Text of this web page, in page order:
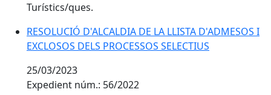
Turístics/ques.
RESOLUCIÓ D'ALCALDIA DE LA LLISTA D'ADMESOS I
EXCLOSOS DELS PROCESSOS SELECTIUS
25/03/2023
Expedient núm.: 56/2022